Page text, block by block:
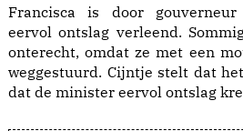
Francisca is door gouverneur
eervol ontslag verleend.
onterecht, omdat ze met een
weggestuurd. Cijntje stelt dat
dat de minister eervol ontslag